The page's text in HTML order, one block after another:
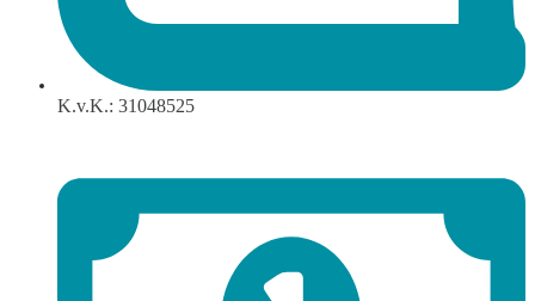
K.v.K.: 31048525